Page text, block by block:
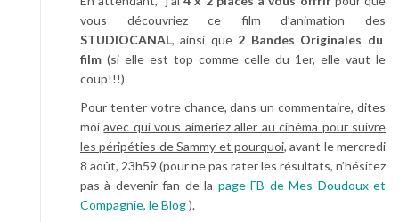
vous découvriez ce film d’animation des
STUDIOCANAL, ainsi que 2 Bandes Originales du
film (si elle est top comme celle du 1er, elle vaut le
coup!!!)
Pour tenter votre chance, dans un commentaire, dites
moiavec qui vous aimeriez aller au cinéma pour suivre
les péripéties de Sammy et pourquoi, avant le mercredi
8 août, 23h59 (pour ne pas rater les résultats, n’hésitez
pas à devenir fan de la page FB de Mes Doudoux et
Compagnie, le Blog).